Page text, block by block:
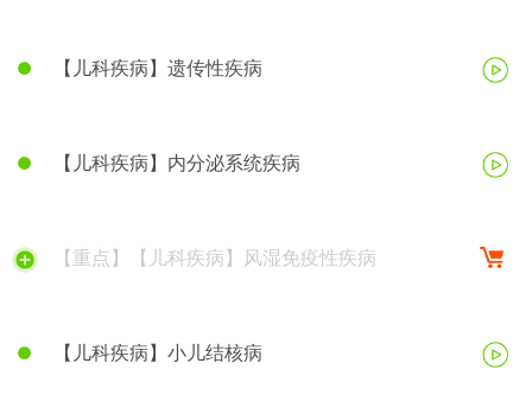
【儿科疾病】遗传性疾病
【儿科疾病】内分泌系统疾病
【重点】【儿科疾病】风湿免疫性疾病
【儿科疾病】小儿结核病